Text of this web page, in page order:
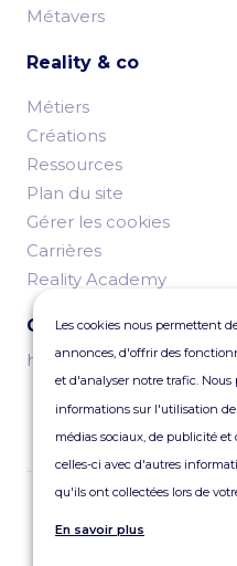
Métavers
Reality & co
Métiers
Créations
Ressources
Plan du site
Gérer les cookies
Carrières
Reality Academy
Contactez-nous
hello@reality.fr
Abonnez-vous
Les cookies nous permettent
annonces, d'offrir des
et d'analyser notre trafic.
informations sur l'utilisation
médias sociaux, de publicité
celles-ci avec d'autres
qu'ils ont collectées lors de
En savoir plus